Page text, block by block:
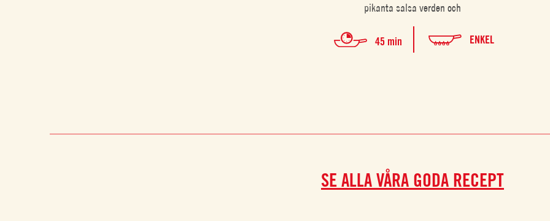
pikanta salsa verden och
45 min ENKEL
SE ALLA VÅRA GODA RECEPT